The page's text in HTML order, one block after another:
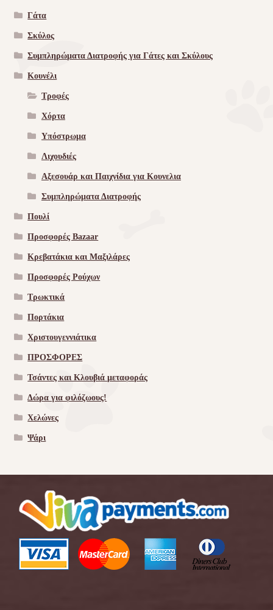
Γάτα
Σκύλος
Συμπληρώματα Διατροφής για Γάτες και Σκύλους
Κουνέλι
Τροφές
Χόρτα
Υπόστρωμα
Λιχουδιές
Αξεσουάρ και Παιχνίδια για Κουνελια
Συμπληρώματα Διατροφής
Πουλί
Προσφορές Bazaar
Κρεβατάκια και Μαξιλάρες
Προσφορές Ρούχων
Τρωκτικά
Πορτάκια
Χριστουγεννιάτικα
ΠΡΟΣΦΟΡΕΣ
Τσάντες και Κλουβιά μεταφοράς
Δώρα για φιλόζωους!
Χελώνες
Ψάρι